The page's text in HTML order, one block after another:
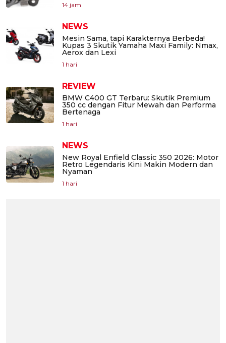
14 jam
NEWS
Mesin Sama, tapi Karakternya Berbeda!
Kupas 3 Skutik Yamaha Maxi Family: Nmax,
Aerox dan Lexi
1 hari
REVIEW
BMW C400 GT Terbaru: Skutik Premium
350 cc dengan Fitur Mewah dan Performa
Bertenaga
1 hari
NEWS
New Royal Enfield Classic 350 2026: Motor
Retro Legendaris Kini Makin Modern dan
Nyaman
1 hari